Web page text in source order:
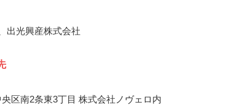
出光興産株式会社
区南2条東3丁目 株式会社ノヴェロ内